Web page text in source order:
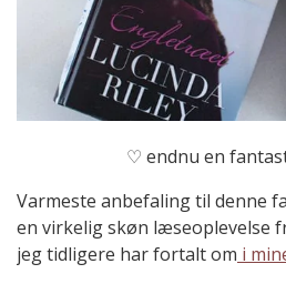
♡ endnu en
Varmeste anbefaling til denne
en virkelig skøn læseoplevelse
jeg tidligere har fortalt om i